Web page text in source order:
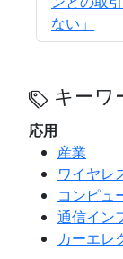
ない」
キーワ
応用
産業
ワイヤレ
コンピュ
通信イン
カーエレ